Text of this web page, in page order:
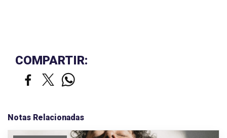
COMPARTIR:
Notas Relacionadas